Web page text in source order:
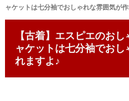
ャケットは七分袖でおしゃれな雰囲気が
【古着】エスピエのお
ャケットは七分袖でお
れますよ♪